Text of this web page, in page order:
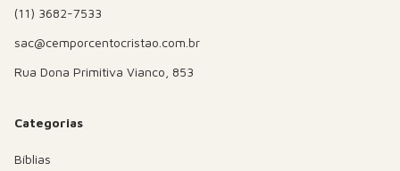
(11) 3682-7533
sac@cemporcentocristao.com.br
Rua Dona Primitiva Vianco, 853
Categorias
Bíblias